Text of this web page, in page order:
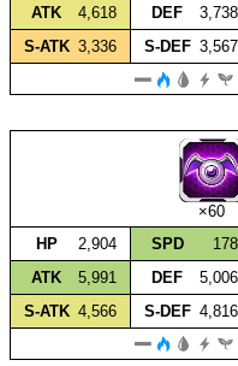
ATK
4,618 DEF 3,738
S‑ATK 3,336 S‑DEF 3,567
×60
HP
2,904 SPD 178
ATK
5,991 DEF 5,006
S‑ATK 4,566 S‑DEF 4,816